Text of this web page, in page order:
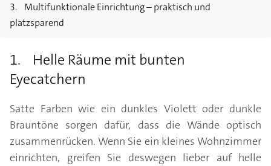
3. Multifunktionale Einrichtung – praktisch und
platzsparend
1. Helle Räume mit bunten
Eyecatchern
Satte Farben wie ein dunkles Violett oder dunkle
Brauntöne sorgen dafür, dass die Wände optisch
zusammenrücken. Wenn Sie ein kleines Wohnzimmer
einrichten, greifen Sie deswegen lieber auf helle